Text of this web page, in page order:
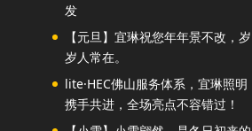
发
【元旦】宜琳祝您年年景不改，岁
岁人常在。
lite·HEC佛山服务体系，宜琳照明
携手共进，全场亮点不容错过！